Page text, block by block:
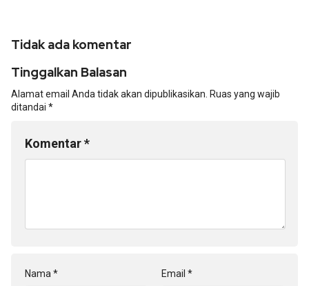
Tidak ada komentar
Tinggalkan Balasan
Alamat email Anda tidak akan dipublikasikan. Ruas yang wajib
ditandai *
Komentar*
Nama * Email *